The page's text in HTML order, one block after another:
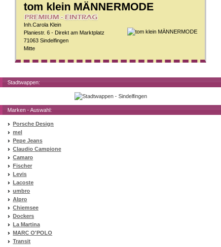
tom klein MÄNNERMODE
Inh.Carola Klein
Planiestr. 6 - Direkt am Marktplatz
71063 Sindelfingen
Mitte
Stadtwappen:
Marken - Auswahl:
Porsche Design
mel
Pepe Jeans
Claudio Campione
Camaro
Fischer
Levis
Lacoste
umbro
Alpro
Chiemsee
Dockers
La Martina
MARC O'POLO
Transit